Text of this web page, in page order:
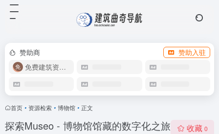
赞助商
赞助入驻
免费建筑资源库
首页 • 资源检索 • 博物馆 • 正文
探索Museo - 博物馆馆藏的数字化之旅 收藏 0